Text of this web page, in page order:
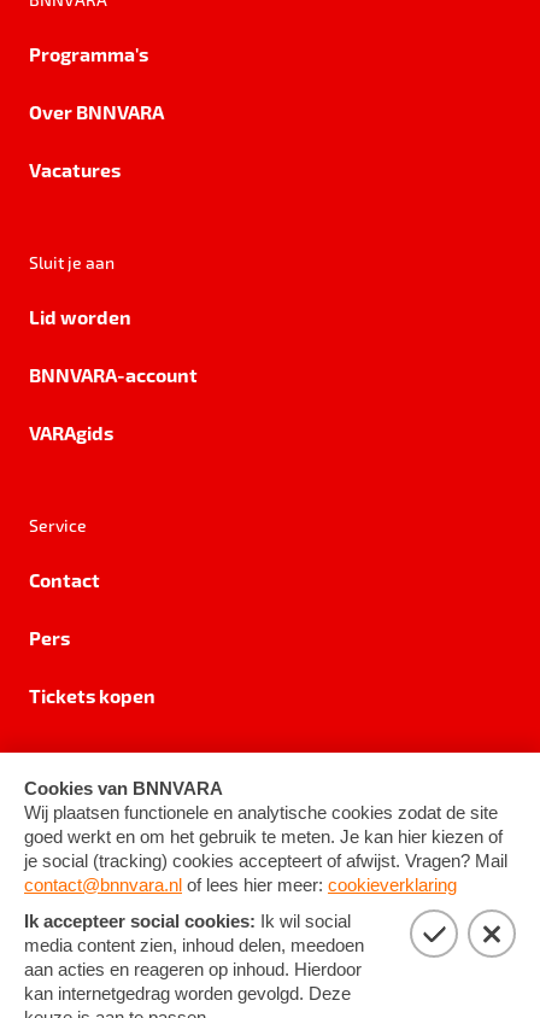
Programma's
Over BNNVARA
Vacatures
Sluit je aan
Lid worden
BNNVARA-account
VARAgids
Service
Contact
Pers
Tickets kopen
Privacy Cookie-instellingen
Algemene voorwaarden ©2026BNNVARA